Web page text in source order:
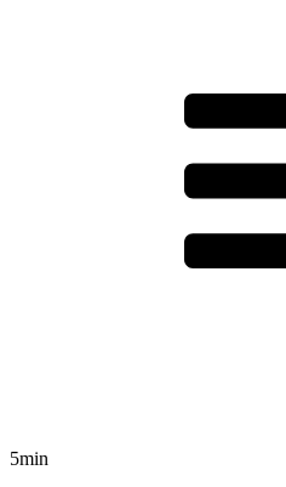
5min